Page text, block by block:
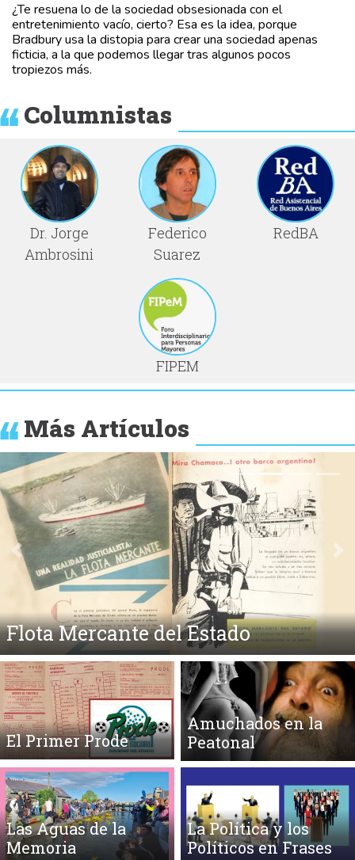
¿Te resuena lo de la sociedad obsesionada con el
entretenimiento vacío, cierto? Esa es la idea, porque
Bradbury usa la distopia para crear una sociedad apenas
ficticia, a la que podemos llegar tras algunos pocos
tropiezos más.
Columnistas
Dr. Jorge
Ambrosini
Federico
Suarez
RedBA
FIPEM
Más Artículos
Flota Mercante del Estado
Anterior
El Primer Prode
Amuchados en la
Peatonal
Las Aguas de la
Memoria
La Política y los
Políticos en Frases